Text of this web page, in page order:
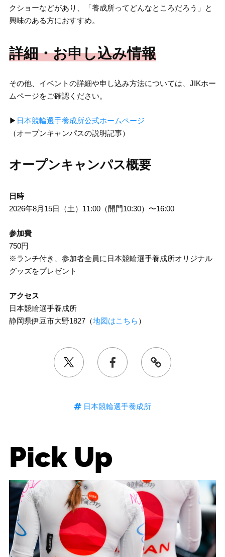
クショーなどがあり、「養成所ってどんなところだろう」と
興味のある方におすすめ。
詳細・お申し込み情報
その他、イベントの詳細や申し込み方法については、JIKホー
ムページをご確認ください。
▶︎ 日本競輪選手養成所公式ホームページ
（オープンキャンパスの説明記事）
オープンキャンパス概要
日時
2026年8月15日（土）11:00（開門10:30）〜16:00
参加費
750円
※ランチ付き、参加者全員に日本競輪選手養成所オリジナル
グッズをプレゼント
アクセス
日本競輪選手養成所
静岡県伊豆市大野1827（地図はこちら ）
日本競輪選手養成所
Pick Up